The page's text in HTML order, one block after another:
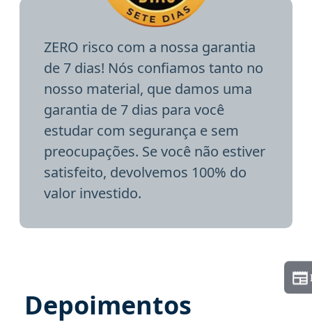
ZERO risco com a nossa garantia
de 7 dias! Nós confiamos tanto no
nosso material, que damos uma
garantia de 7 dias para você
estudar com segurança e sem
preocupações. Se você não estiver
satisfeito, devolvemos 100% do
valor investido.
Depoimentos